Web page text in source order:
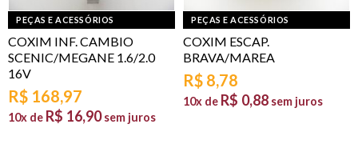
PEÇAS E ACESSÓRIOS
COXIM INF. CAMBIO
SCENIC/MEGANE 1.6/2.0
16V
R$ 168,97
10x de R$ 16,90 sem juros
PEÇAS E ACESSÓRIOS
COXIM ESCAP.
BRAVA/MAREA
R$ 8,78
10x de R$ 0,88 sem juros